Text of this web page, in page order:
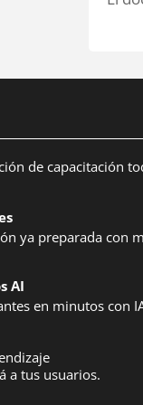
de capacitación
ya preparada con
AI
en minutos con
a tus usuarios.